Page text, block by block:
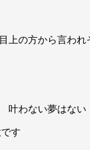
上の方から言
わない夢はない
す